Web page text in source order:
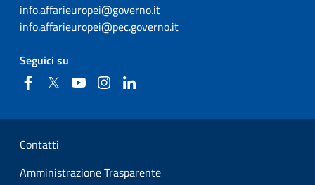
info.affarieuropei@governo.it
info.affarieuropei@pec.governo.it
Seguici su
FacebookTwitter YouTubeInstagram
Sezione Link Utili
Contatti
Amministrazione Trasparente